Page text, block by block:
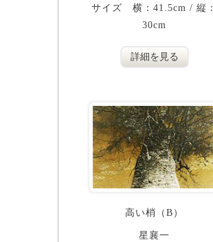
サイズ 横：41.5cm / 縦：
30cm
詳細を見る
高い梢（B）
星襄一